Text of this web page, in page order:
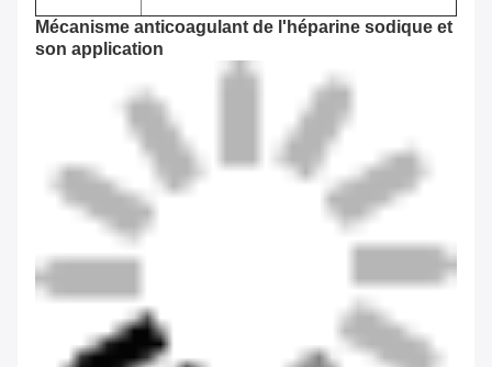
Mécanisme anticoagulant de l'héparine sodique et
son application